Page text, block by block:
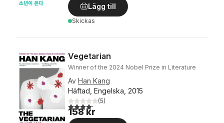
Lägg till
Skickas
Vegetarian
Winner of the 2024 Nobel Prize in Literature
Av Han Kang
Häftad, Engelska, 2015
4,2utav 5 stjärnor. Totalt antal röster:
(5)
158 kr